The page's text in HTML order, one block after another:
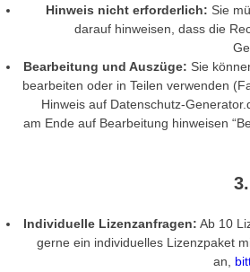
Hinweis nicht erforderlich: Sie
darauf hinweisen, dass die
Bearbeitung und Auszüge: Sie
bearbeiten oder in Teilen verwenden
Hinweis auf Datenschutz-
am Ende auf Bearbeitung hinweisen
Individuelle Lizenzanfragen: Ab 10
gerne ein individuelles Lizenzpaket
an,